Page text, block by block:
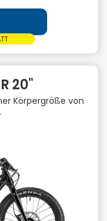
20"
Körpergröße von